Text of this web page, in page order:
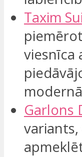
Taxim
viesnīca
Garlons
variants,